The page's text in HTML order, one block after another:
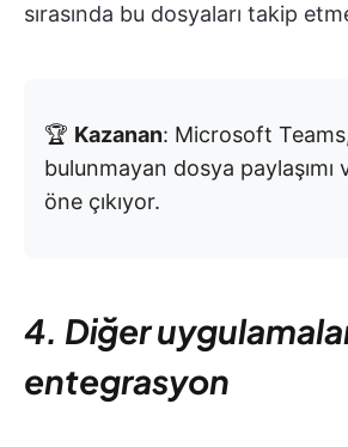
sırasında bu dosyaları takip
🏆 Kazanan: Microsoft
bulunmayan dosya paylaşımı
öne çıkıyor.
4. Diğer
entegrasyon